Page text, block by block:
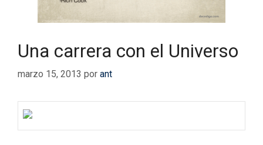
Una carrera con el Universo
marzo 15, 2013 por ant